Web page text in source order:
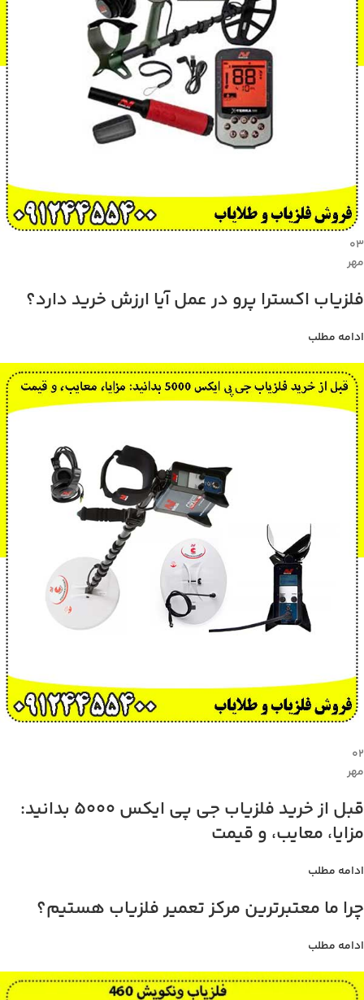
۰۳
مهر
فلزیاب اکسترا پرو در عمل آیا ارزش خرید دارد؟
ادامه مطلب
۰۲
مهر
قبل از خرید فلزیاب جی پی ایکس 5000 بدانید:
مزایا، معایب، و قیمت
ادامه مطلب
چرا ما معتبرترین مرکز تعمیر فلزیاب هستیم؟
ادامه مطلب